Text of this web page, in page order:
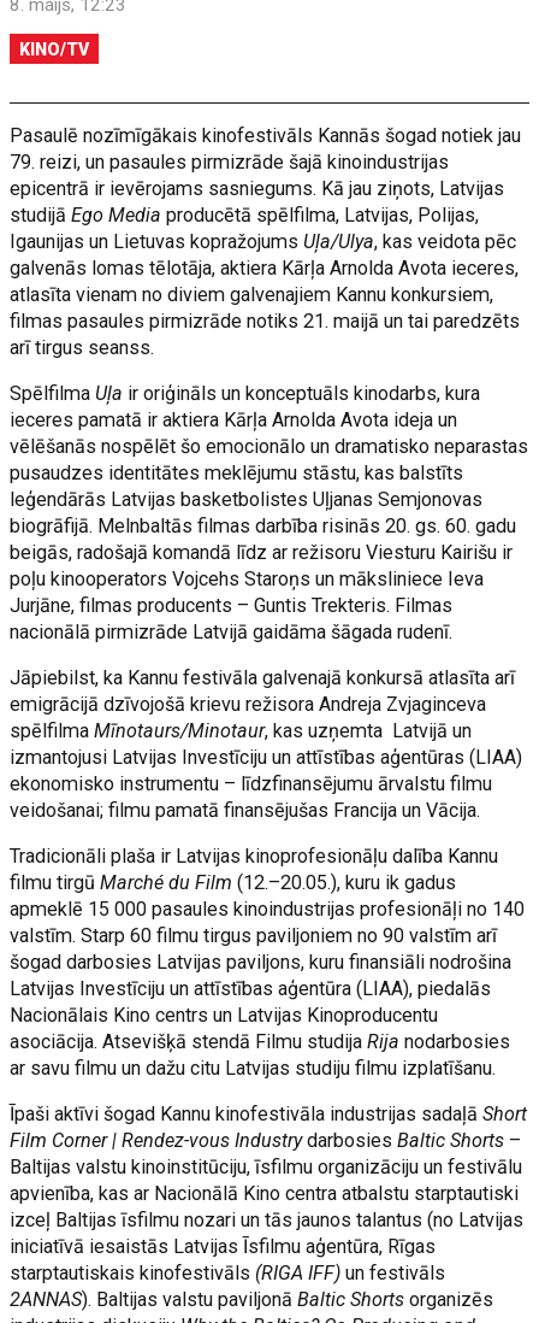
8. maijs, 12:23
KINO/TV
Pasaulē nozīmīgākais kinofestivāls Kannās šogad notiek jau
79. reizi, un pasaules pirmizrāde šajā kinoindustrijas
epicentrā ir ievērojams sasniegums. Kā jau ziņots, Latvijas
studijāEgo Mediaproducētā spēlfilma, Latvijas, Polijas,
Igaunijas un Lietuvas kopražojums Uļa/Ulya, kas veidota pēc
galvenās lomas tēlotāja, aktiera Kārļa Arnolda Avota ieceres,
atlasīta vienam no diviem galvenajiem Kannu konkursiem,
filmas pasaules pirmizrāde notiks 21. maijā un tai paredzēts
arī tirgus seanss.
Spēlfilma Uļa ir oriģināls un konceptuāls kinodarbs, kura
ieceres pamatā ir aktiera Kārļa Arnolda Avota ideja un
vēlēšanās nospēlēt šo emocionālo un dramatisko neparastas
pusaudzes identitātes meklējumu stāstu, kas balstīts
leģendārās Latvijas basketbolistes Uļjanas Semjonovas
biogrāfijā. Melnbaltās filmas darbība risinās 20. gs. 60. gadu
beigās, radošajā komandā līdz ar režisoru Viesturu Kairišu ir
poļu kinooperators Vojcehs Staroņs un māksliniece Ieva
Jurjāne, filmas producents – Guntis Trekteris. Filmas
nacionālā pirmizrāde Latvijā gaidāma šāgada rudenī.
Jāpiebilst, ka Kannu festivāla galvenajā konkursā atlasīta arī
emigrācijā dzīvojošā krievu režisora Andreja Zvjaginceva
spēlfilma Mīnotaurs/Minotaur, kas uzņemta Latvijā un
izmantojusi Latvijas Investīciju un attīstības aģentūras (LIAA)
ekonomisko instrumentu – līdzfinansējumu ārvalstu filmu
veidošanai; filmu pamatā finansējušas Francija un Vācija.
Tradicionāli plaša ir Latvijas kinoprofesionāļu dalība Kannu
filmu tirgūMarché du Film (12.–20.05.), kuru ik gadus
apmeklē 15 000 pasaules kinoindustrijas profesionāļi no 140
valstīm. Starp 60 filmu tirgus paviljoniem no 90 valstīm arī
šogad darbosies Latvijas paviljons, kuru finansiāli nodrošina
Latvijas Investīciju un attīstības aģentūra (LIAA), piedalās
Nacionālais Kino centrs un Latvijas Kinoproducentu
asociācija. Atsevišķā stendā Filmu studijaRijanodarbosies
ar savu filmu un dažu citu Latvijas studiju filmu izplatīšanu.
Īpaši aktīvi šogad Kannu kinofestivāla industrijas sadaļāShort
Film Corner | Rendez-vous IndustrydarbosiesBaltic Shorts –
Baltijas valstu kinoinstitūciju, īsfilmu organizāciju un festivālu
apvienība, kas ar Nacionālā Kino centra atbalstu starptautiski
izceļ Baltijas īsfilmu nozari un tās jaunos talantus (no Latvijas
iniciatīvā iesaistās Latvijas Īsfilmu aģentūra, Rīgas
starptautiskais kinofestivāls (RIGA IFF) un festivāls
2ANNAS). Baltijas valstu paviljonāBaltic Shorts organizēs